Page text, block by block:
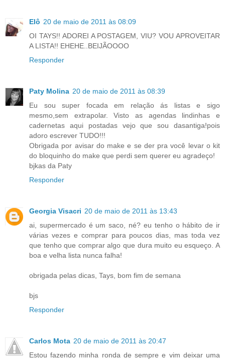
Elô 20 de maio de 2011 às 08:09
OI TAYS!! ADOREI A POSTAGEM, VIU? VOU APROVEITAR
A LISTA!! EHEHE..BEIJÃOOOO
Responder
Paty Molina 20 de maio de 2011 às 08:39
Eu sou super focada em relação ás listas e sigo
mesmo,sem extrapolar. Visto as agendas lindinhas e
cadernetas aqui postadas vejo que sou dasantiga!pois
adoro escrever TUDO!!!
Obrigada por avisar do make e se der pra você levar o kit
do bloquinho do make que perdi sem querer eu agradeço!
bjkas da Paty
Responder
Georgia Visacri 20 de maio de 2011 às 13:43
ai, supermercado é um saco, né? eu tenho o hábito de ir
várias vezes e comprar para poucos dias, mas toda vez
que tenho que comprar algo que dura muito eu esqueço. A
boa e velha lista nunca falha!
obrigada pelas dicas, Tays, bom fim de semana
bjs
Responder
Carlos Mota 20 de maio de 2011 às 20:47
Estou fazendo minha ronda de sempre e vim deixar uma